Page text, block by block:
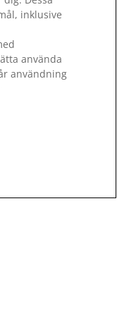
det registrerat
inklusive
använda
användning